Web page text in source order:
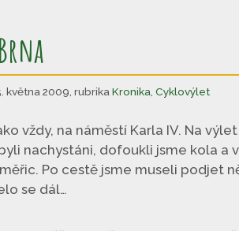
května 2009 rubrika Kronika Cyklovýlet
vždy, na náměstí Karla IV. Na
nachystáni, dofoukli jsme kola
Po cestě jsme museli podjet
se dál…